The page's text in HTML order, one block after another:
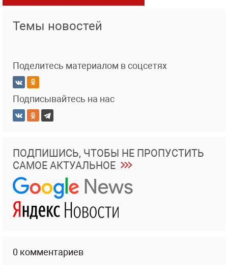
Темы новостей
Поделитесь материалом в соцсетях
Подписывайтесь на нас
ПОДПИШИСЬ, ЧТОБЫ НЕ ПРОПУСТИТЬ
САМОЕ АКТУАЛЬНОЕ
0 комментариев